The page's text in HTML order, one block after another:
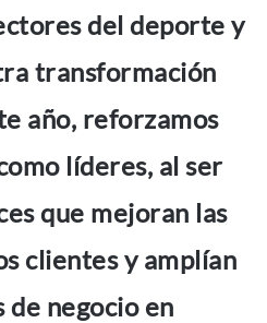
del deporte y
transformación
año, reforzamos
líderes, al ser
que mejoran las
clientes y amplían
de negocio en